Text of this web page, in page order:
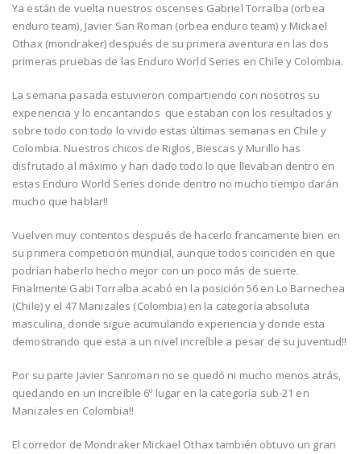
Ya están de vuelta nuestros oscenses Gabriel Torralba (orbea
enduro team), Javier San Roman (orbea enduro team) y Mickael
Othax (mondraker) después de su primera aventura en las dos
primeras pruebas de las Enduro World Series en Chile y Colombia.
La semana pasada estuvieron compartiendo con nosotros su
experiencia y lo encantandos que estaban con los resultados y
sobre todo con todo lo vivido estas últimas semanas en Chile y
Colombia. Nuestros chicos de Riglos, Biescas y Murillo has
disfrutado al máximo y han dado todo lo que llevaban dentro en
estas Enduro World Series donde dentro no mucho tiempo darán
mucho que hablar!!
Vuelven muy contentos después de hacerlo francamente bien en
su primera competición mundial, aunque todos coinciden en que
podrían haberlo hecho mejor con un poco más de suerte.
Finalmente Gabi Torralba acabó en la posición 56 en Lo Barnechea
(Chile) y el 47 Manizales (Colombia) en la categoría absoluta
masculina, donde sigue acumulando experiencia y donde esta
demostrando que esta a un nivel increíble a pesar de su juventud!!
Por su parte Javier Sanroman no se quedó ni mucho menos atrás,
quedando en un increíble 6º lugar en la categoría sub-21 en
Manizales en Colombia!!
El corredor de Mondraker Mickael Othax también obtuvo un gran